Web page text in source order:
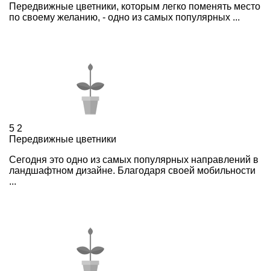
Передвижные цветники, которым легко поменять место
по своему желанию, - одно из самых популярных ...
5 2
Передвижные цветники
Cегодня это одно из самых популярных направлений в
ландшафтном дизайне. Благодаря своей мобильности
...